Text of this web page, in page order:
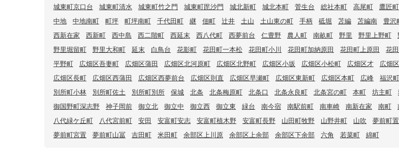
城東町京口台
城東町清水 城東町竹之門 城東町毘沙門 城北新町 城北本町 菅生台 総社本町 高尾町 鷹匠町
中地
中地南町 町坪 町坪南町 千代田町 継 佃町 辻井 土山 土山東の町 手柄 砥堀 苫編 苫編南 豊沢
西新在家
西新町 西中島 西二階町 西延末 西八代町 西夢前台 仁豊野 農人町 南畝町 野里 野里上野町
野里堀留町
野里大和町 延末 白鳥台 花影町 花田町一本松 花田町小川 花田町加納原田 花田町上原田 花
平野町
広畑区吾妻町 広畑区蒲田 広畑区北河原町 広畑区北野町 広畑区小坂 広畑区小松町 広畑区才 広畑
広畑区長町
広畑区西蒲田 広畑区西夢前台 広畑区則直 広畑区早瀬町 広畑区東新町 広畑区本町 広峰 福沢町
別所町小林
別所町佐土 別所町別所 保城 北条 北条梅原町 北条口 北条永良町 北条宮の町 本町 坊主町
御国野町深志野
神子岡前 御立北 御立中 御立西 御立東 緑台 南今宿 南駅前町 南車崎 南新在家 南町
八代緑ケ丘町
八代宮前町 安田 安富町安志 安富町植木野 安富町長野 山田町牧野 山野井町 山吹 夢前町
夢前町宮置
夢前町山冨 吉田町 米田町 余部区上川原 余部区上余部 余部区下余部 六角 若菜町 綿町